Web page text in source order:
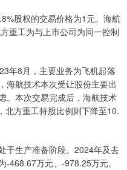
股权的交易价格为1元。海航
重工为与上市公司为同一控制
8月，主要业务为飞机起落
海航技术本次受让股份主要出
。本次交易完成后，海航技术
北方重工持股比例则下降至10.
生产准备阶段。2024年及去
-468.67万元、-978.25万元。